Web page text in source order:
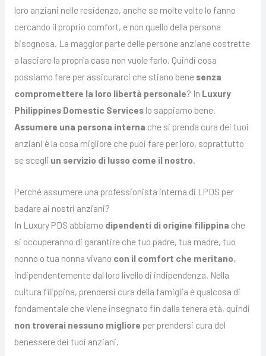
loro anziani nelle residenze, anche se molte volte lo fanno
cercando il proprio comfort, e non quello della persona
bisognosa. La maggior parte delle persone anziane costrette
a lasciare la propria casa non vuole farlo. Quindi cosa
possiamo fare per assicurarci che stiano bene senza
compromettere la loro libertà personale? In Luxury
Philippines Domestic Serviceslo sappiamo bene.
Assumere una persona interna che si prenda cura dei tuoi
anziani è la cosa migliore che puoi fare per loro, soprattutto
se scegli un servizio di lusso come il nostro.
Perché assumere una professionista interna di LPDS per
badare ai nostri anziani?
In Luxury PDS abbiamo dipendenti di origine filippina che
si occuperanno di garantire che tuo padre, tua madre, tuo
nonno o tua nonna vivano con il comfort che meritano,
indipendentemente dal loro livello di indipendenza. Nella
cultura filippina, prendersi cura della famiglia è qualcosa di
fondamentale che viene insegnato fin dalla tenera età, quindi
non troverai nessuno migliore per prendersi cura del
benessere dei tuoi anziani.